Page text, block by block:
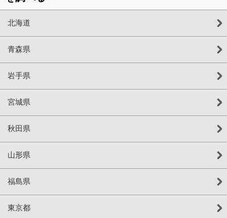
北海道
青森県
岩手県
宮城県
秋田県
山形県
福島県
東京都